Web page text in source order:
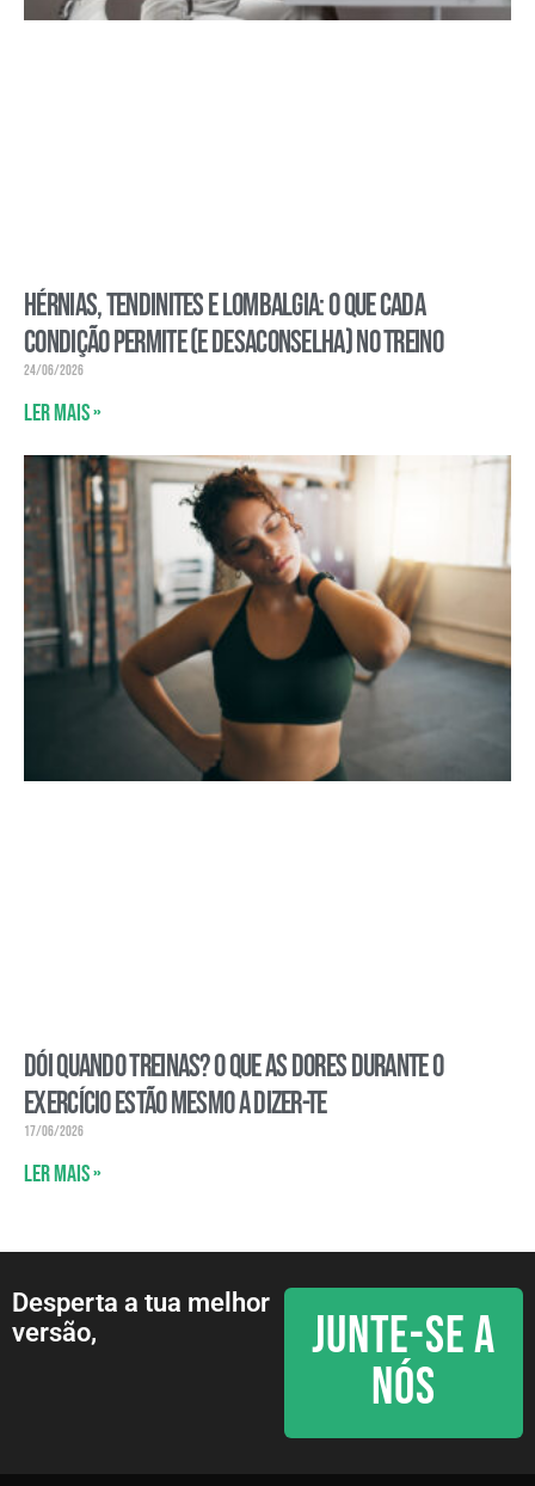
Hérnias, tendinites e lombalgia: o que cada
condição permite (e desaconselha) no treino
24/06/2026
Ler mais »
Dói quando treinas? O que as dores durante o
exercício estão mesmo a dizer-te
17/06/2026
Ler mais »
Desperta a tua melhor
versão,
JUNTE-SE A
NÓS